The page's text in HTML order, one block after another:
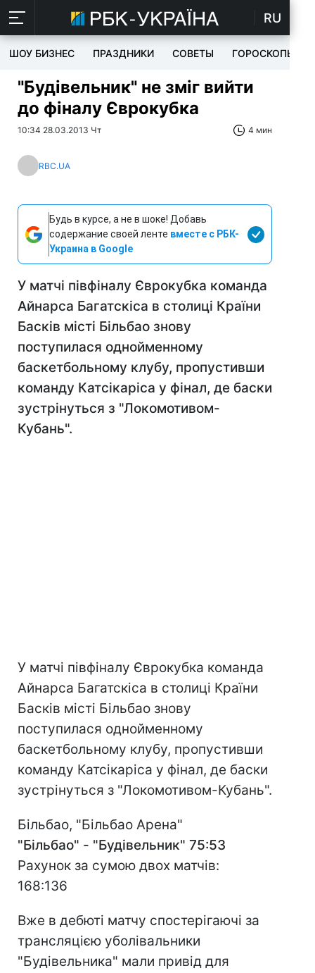
RU
ШОУ БИЗНЕС ПРАЗДНИКИ СОВЕТЫ ГОРОСКОПЫ
"Будівельник" не зміг вийти
до фіналу Єврокубка
10:34 28.03.2013 Чт 4 мин
RBC.UA
Будь в курсе, а не в шоке! Добавь
содержание своей ленте вместе с РБК-
Украина в Google
У матчі півфіналу Єврокубка команда
Айнарса Багатскіса в столиці Країни
Басків місті Більбао знову
поступилася однойменному
баскетбольному клубу, пропустивши
команду Катсікаріса у фінал, де баски
зустрінуться з "Локомотивом-
Кубань".
У матчі півфіналу Єврокубка команда
Айнарса Багатскіса в столиці Країни
Басків місті Більбао знову
поступилася однойменному
баскетбольному клубу, пропустивши
команду Катсікаріса у фінал, де баски
зустрінуться з "Локомотивом-Кубань".
Більбао, "Більбао Арена"
"Більбао" - "Будівельник" 75:53
Рахунок за сумою двох матчів:
168:136
Вже в дебюті матчу спостерігаючі за
трансляцією уболівальники
"Будівельника" мали привід для